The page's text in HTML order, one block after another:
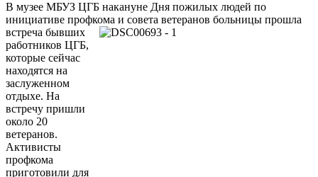
В музее МБУЗ ЦГБ накануне Дня пожилых людей по
инициативе профкома и совета ветеранов больницы прошла
встреча бывших
работников ЦГБ,
которые сейчас
находятся на
заслуженном
отдыхе. На
встречу пришли
около 20
ветеранов.
Активисты
профкома
приготовили для